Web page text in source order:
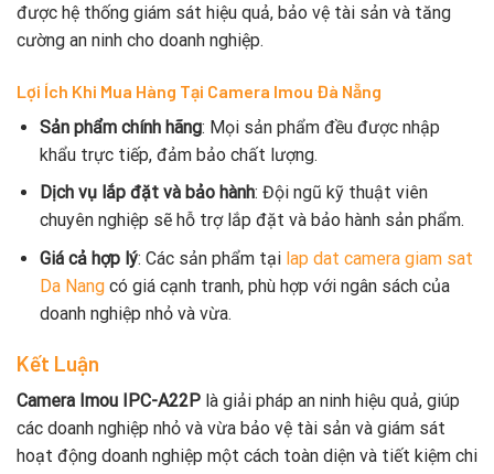
được hệ thống giám sát hiệu quả, bảo vệ tài sản và tăng
cường an ninh cho doanh nghiệp.
Lợi Ích Khi Mua Hàng Tại Camera Imou Đà Nẵng
Sản phẩm chính hãng: Mọi sản phẩm đều được nhập
khẩu trực tiếp, đảm bảo chất lượng.
Dịch vụ lắp đặt và bảo hành: Đội ngũ kỹ thuật viên
chuyên nghiệp sẽ hỗ trợ lắp đặt và bảo hành sản phẩm.
Giá cả hợp lý: Các sản phẩm tại lap dat camera giam sat
Da Nangcó giá cạnh tranh, phù hợp với ngân sách của
doanh nghiệp nhỏ và vừa.
Kết Luận
Camera Imou IPC-A22P là giải pháp an ninh hiệu quả, giúp
các doanh nghiệp nhỏ và vừa bảo vệ tài sản và giám sát
hoạt động doanh nghiệp một cách toàn diện và tiết kiệm chi